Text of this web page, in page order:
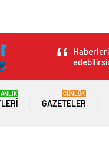
ANLIK
GAZETELER
GÜNLÜK